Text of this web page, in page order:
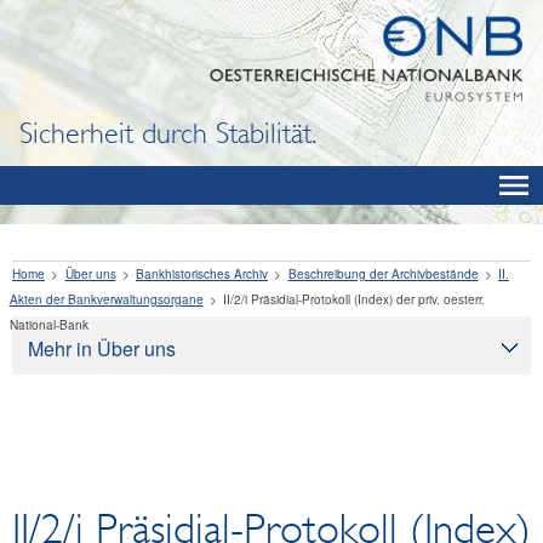
Sicherheit durch Stabilität.
Mehr in Über uns
Corporate Governance
Home Über uns Bankhistorisches Archiv Beschreibung der Archivbestände
II.
Akten der Bankverwaltungsorgane
II/2/i Präsidial-Protokoll (Index) der priv. oesterr.
National-Bank
II/2/i Präsidial-Protokoll (Index)